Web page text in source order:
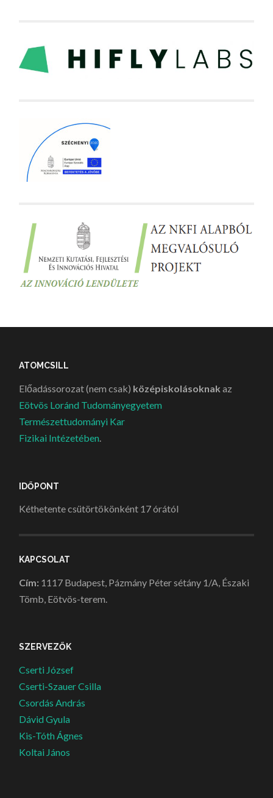
ATOMCSILL
Előadássorozat (nem csak) középiskolásoknak az
Eötvös Loránd Tudományegyetem
Természettudományi Kar
Fizikai Intézetében.
IDŐPONT
Kéthetente csütörtökönként 17 órától
KAPCSOLAT
Cím: 1117 Budapest, Pázmány Péter sétány 1/A, Északi
Tömb, Eötvös-terem.
SZERVEZŐK
Cserti József
Cserti-Szauer Csilla
Csordás András
Dávid Gyula
Kis-Tóth Ágnes
Koltai János